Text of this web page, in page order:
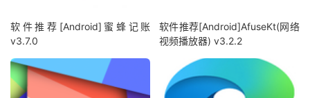
软件推荐[Android]蜜蜂记账
v3.7.0
软件推荐[Android]AfuseKt(网络
视频播放器) v3.2.2